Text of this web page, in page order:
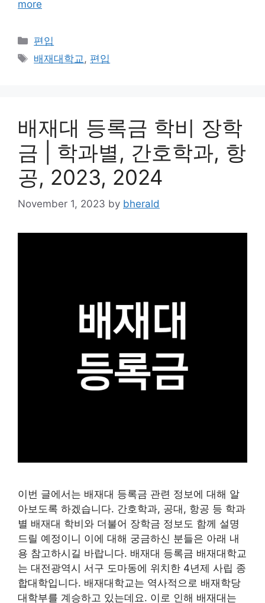
more
Categories
편입
Tags
배재대학교, 편입
배재대 등록금 학비 장학
금 | 학과별, 간호학과, 항
공, 2023, 2024
November 1, 2023 by bherald
이번 글에서는 배재대 등록금 관련 정보에 대해 알
아보도록 하겠습니다. 간호학과, 공대, 항공 등 학과
별 배재대 학비와 더불어 장학금 정보도 함께 설명
드릴 예정이니 이에 대해 궁금하신 분들은 아래 내
용 참고하시길 바랍니다. 배재대 등록금 배재대학교
는 대전광역시 서구 도마동에 위치한 4년제 사립 종
합대학입니다. 배재대학교는 역사적으로 배재학당
대학부를 계승하고 있는데요. 이로 인해 배재대는